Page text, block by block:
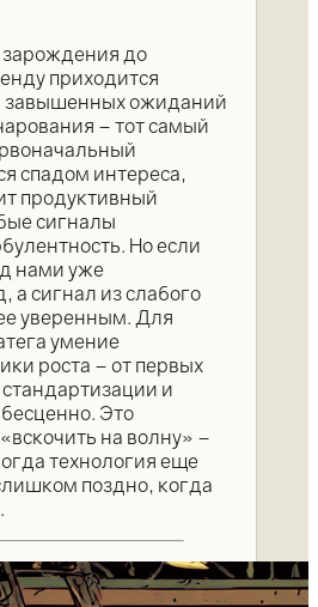
зарождения до
приходится
завышенных ожиданий
– тот самый
спадом интереса,
продуктивный
сигналы
Но если
нами уже
а сигнал из слабого
уверенным. Для
умение
роста – от первых
и
Это
на волну» –
технология еще
поздно, когда